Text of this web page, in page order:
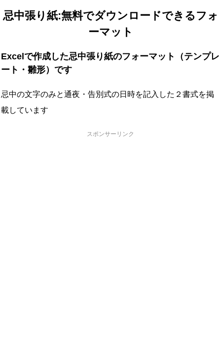
忌中張り紙:無料でダウンロードできるフォ
ーマット
Excelで作成した忌中張り紙のフォーマット（テンプレ
ート・雛形）です
忌中の文字のみと通夜・告別式の日時を記入した２書式を掲
載しています
スポンサーリンク